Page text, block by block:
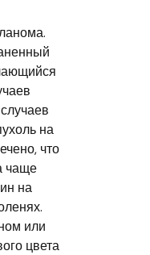
на
что
чаще
на
или
цвета